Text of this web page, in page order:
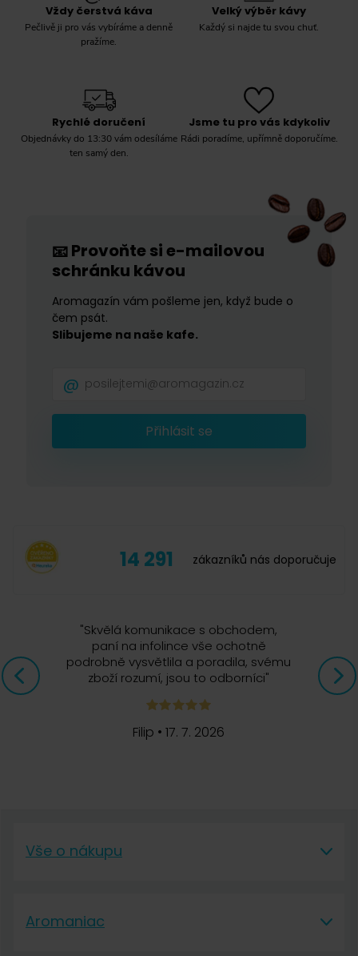
Vždy čerstvá káva
Pečlivě ji pro vás vybíráme a denně
pražíme.
Velký výběr kávy
Každý si najde tu svou chuť.
Rychlé doručení
Objednávky do 13:30 vám odesíláme
ten samý den.
Jsme tu pro vás kdykoliv
Rádi poradíme, upřímně doporučíme.
📧Provoňte si e-mailovou
schránku kávou
Aromagazín vám pošleme jen, když bude o
čem psát.
Slibujeme na naše kafe.
Přihlásit se
14 291 zákazníků nás doporučuje
"Skvělá komunikace s obchodem,
paní na infolince vše ochotně
podrobně vysvětlila a poradila, svému
zboží rozumí, jsou to odborníci"
Filip •17. 7. 2026
Vše o nákupu
Aromaniac